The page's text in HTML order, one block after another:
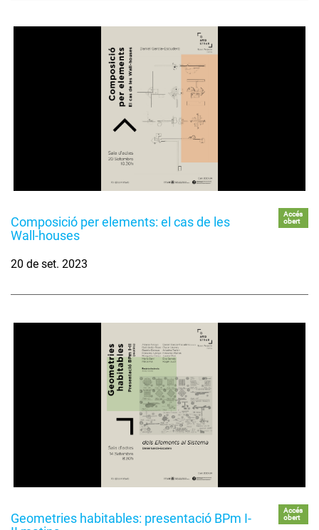
Composició per elements: el cas de les
Wall-houses
Accés
obert
20 de set. 2023
Geometries habitables: presentació BPm I-
Accés
obert